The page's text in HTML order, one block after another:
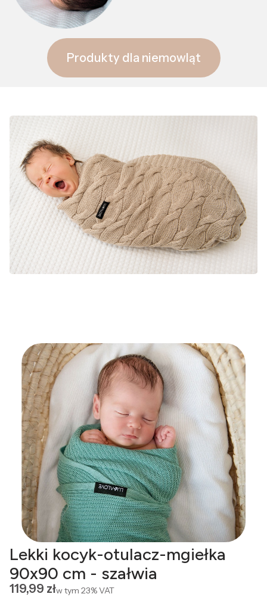
Produkty dla niemowląt
Lekki kocyk-otulacz-mgiełka
90x90 cm - szałwia
Cena
119,99 złw tym 23%VAT